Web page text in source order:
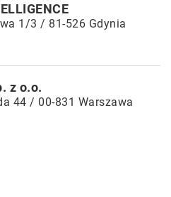
1/3 / 81-526 Gdynia
z o.o.
44 / 00-831 Warszawa